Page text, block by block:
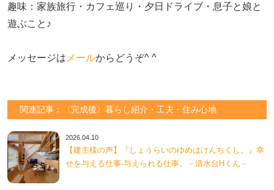
趣味：家族旅行・カフェ巡り・夕日ドライブ・息子と娘と
遊ぶこと♪
メッセージは メールからどうぞ^ ^
関連記事：〈完成後〉暮らし紹介・工夫・住み心地
2026.04.10
【建主様の声】『しょうらいのゆめはけんちくし。』幸
せを与える仕事-与えられる仕事。－清水台Hくん－